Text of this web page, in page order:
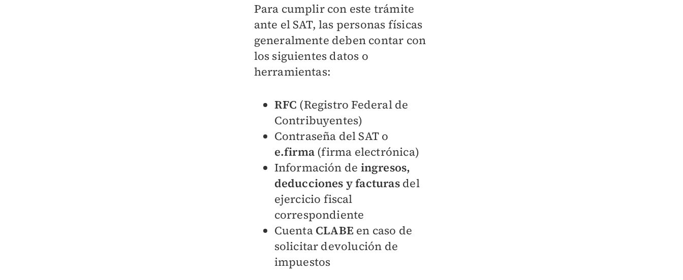
Para cumplir con este trámite
ante el SAT, las personas físicas
generalmente deben contar con
los siguientes datos o
herramientas:
RFC (Registro Federal de
Contribuyentes)
Contraseña del SAT o
e.firma(firma electrónica)
Información de ingresos,
deducciones y facturas del
ejercicio fiscal
correspondiente
Cuenta CLABE en caso de
solicitar devolución de
impuestos